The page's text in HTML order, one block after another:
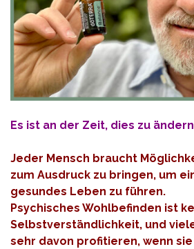
Es ist an der Zeit, dies zu
Jeder Mensch braucht
zum Ausdruck zu bringen, um
gesundes Leben zu führen.
Psychisches Wohlbefinden ist
Selbstverständlichkeit, und
sehr davon profitieren, wenn